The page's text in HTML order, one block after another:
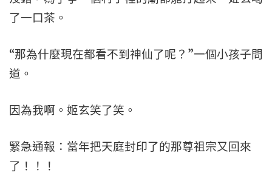
了一口茶。
“那為什麼現在都看不到神仙了呢？”一個小孩子問
道。
因為我啊。姬玄笑了笑。
緊急通報：當年把天庭封印了的那尊祖宗又回來
了！！！